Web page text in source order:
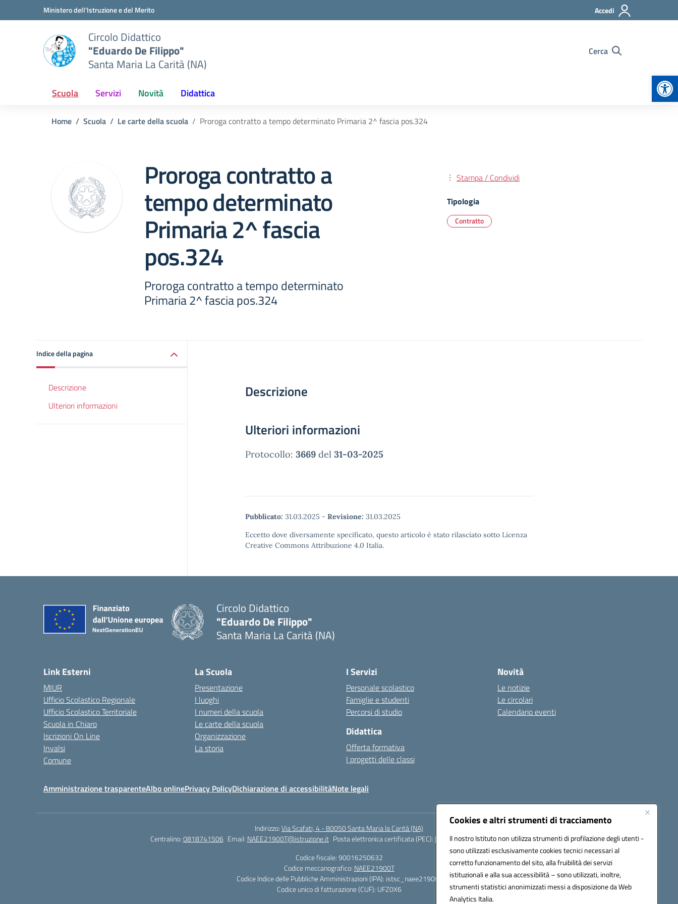
Cookies e altri strumenti di tracciamento
Il nostro Istituto non utilizza strumenti di profilazione degli utenti -
sono utilizzati esclusivamente cookies tecnici necessari al
corretto funzionamento del sito, alla fruibilità dei servizi
istituzionali e alla sua accessibilità – sono utilizzati, inoltre,
strumenti statistici anonimizzati messi a disposizione da Web
Analytics Italia.
Vai ai contenuti
Vai al menu di navigazioneMinistero dell'Istruzione e del Merito Accedi
Circolo Didattico
"Eduardo De Filippo"
Santa Maria La Carità (NA)
Cerca
Scuola Servizi Novità Didattica
Home Scuola Le carte della scuola Proroga contratto a tempo determinato Primaria 2^ fascia pos.324
Proroga contratto a
tempo determinato
Primaria 2^ fascia
pos.324
Proroga contratto a tempo determinato
Primaria 2^ fascia pos.324
Stampa / Condividi
Tipologia
Contratto
Indice della pagina
Descrizione
Ulteriori informazioni
Descrizione
Ulteriori informazioni
Protocollo: 3669 del 31-03-2025
Pubblicato: 31.03.2025 - Revisione: 31.03.2025
Eccetto dove diversamente specificato, questo articolo è stato rilasciato sotto Licenza
Creative Commons Attribuzione 4.0 Italia.
Circolo Didattico
"Eduardo De Filippo"
Santa Maria La Carità (NA)
Link Esterni
MIUR
Ufficio Scolastico Regionale
Ufficio Scolastico Territoriale
Scuola in Chiaro
Iscrizioni On Line
Invalsi
Comune
La Scuola
Presentazione
I luoghi
I numeri della scuola
Le carte della scuola
Organizzazione
La storia
I Servizi
Personale scolastico
Famiglie e studenti
Percorsi di studio
Didattica
Offerta formativa
I progetti delle classi
Novità
Le notizie
Le circolari
Calendario eventi
Amministrazione trasparenteAlbo onlinePrivacy PolicyDichiarazione di accessibilitàNote legali
Indirizzo:Via Scafati, 4 - 80050 Santa Maria la Carità (NA)
Centralino:0818741506 Email: NAEE21900T@istruzione.it Posta elettronica certificata (PEC): NAEE21900T@pec.istruzione.it
Codice fiscale: 90016250632
Codice meccanografico: NAEE21900T
Codice Indice delle Pubbliche Amministrazioni (IPA): istsc_naee21900t
Codice unico di fatturazione (CUF): UFZ0X6